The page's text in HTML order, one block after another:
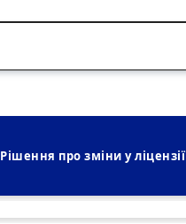
Рішення про зміни у ліцензії